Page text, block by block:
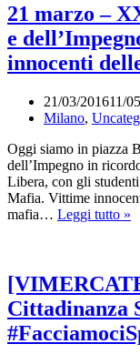
21 marzo –
e
innocenti
21/03/201611/
Milano,
Oggi siamo in piazza
dell’Impegno in
Libera, con gli
Mafia. Vittime
mafia… Leggi tutto »
e
Cittadinanza